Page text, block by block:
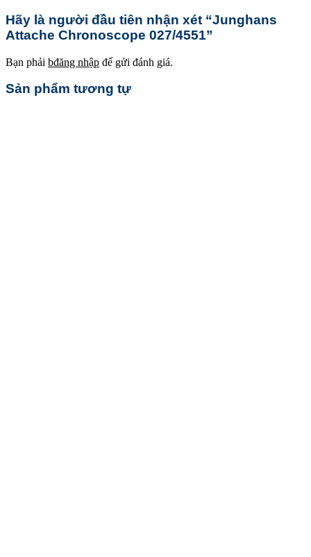
Hãy là người đầu tiên nhận xét “Junghans
Attache Chronoscope 027/4551”
Bạn phải bđăng nhập để gửi đánh giá.
Sản phẩm tương tự